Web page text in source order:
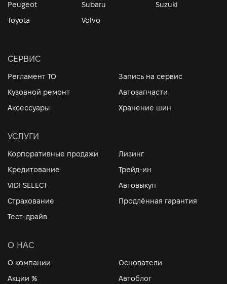
Peugeot
Subaru
Suzuki
Toyota
Volvo
СЕРВИС
Регламент ТО
Запись на сервис
Кузовной ремонт
Автозапчасти
Аксессуары
Хранение шин
УСЛУГИ
Корпоративные продажи
Лизинг
Кредитование
Трейд-ин
VIDI SELECT
Автовыкуп
Страхование
Продлённая гарантия
Тест-драйв
О НАС
О компании
Основатели
Акции %
Автоблог